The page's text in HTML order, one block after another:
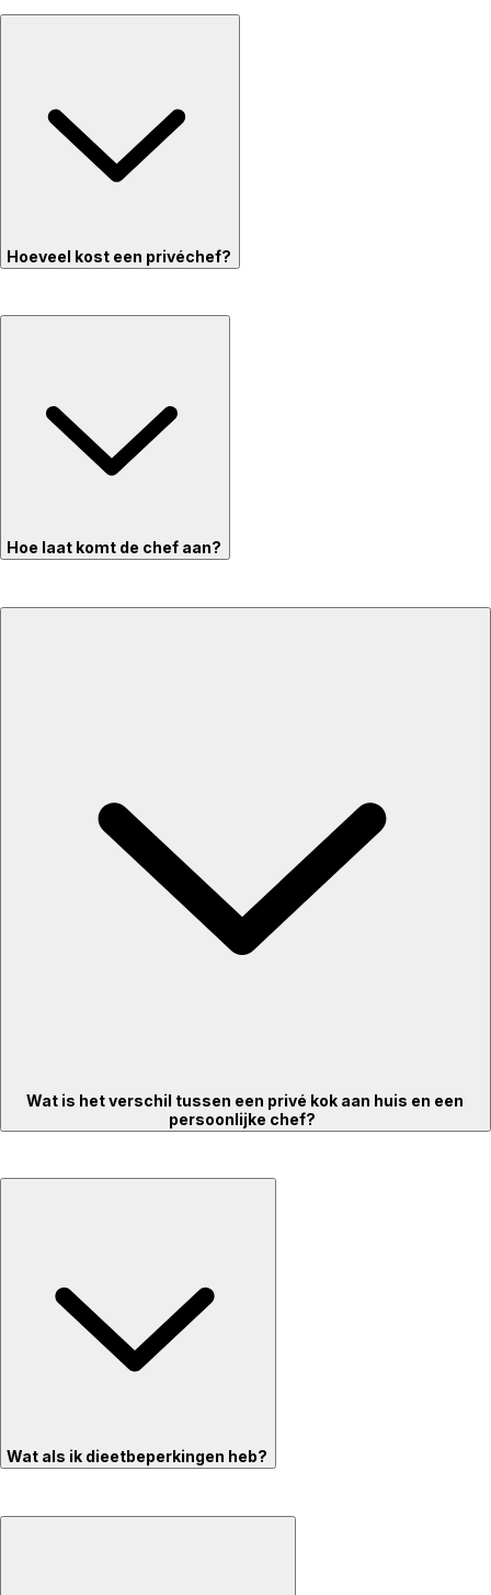
Hoeveel kost een privéchef?
Hoe laat komt de chef aan?
Wat is het verschil tussen een privé kok aan huis en een
persoonlijke chef?
Wat als ik dieetbeperkingen heb?